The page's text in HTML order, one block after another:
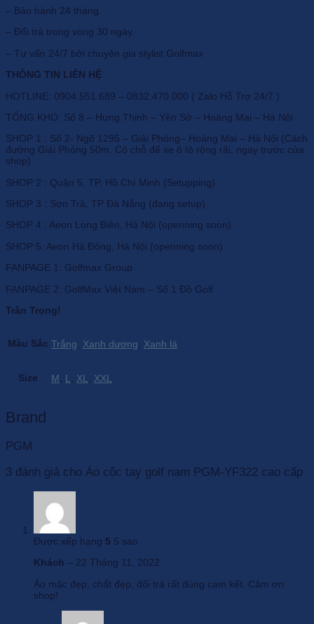
– Bảo hành 24 tháng.
– Đổi trả trong vòng 30 ngày.
– Tư vấn 24/7 bởi chuyên gia stylist Golfmax
THÔNG TIN LIÊN HỆ
HOTLINE: 0904.551.689 – 0832.470.000 ( Zalo Hỗ Trợ 24/7 ).
TỔNG KHO: Số 8 – Hưng Thịnh – Yên Sở – Hoàng Mai – Hà Nội
SHOP 1 : Số 2- Ngõ 1295 – Giải Phóng– Hoàng Mai – Hà Nội (Cách
đường Giải Phóng 50m. Có chỗ để xe ô tô rộng rãi, ngay trước cửa
shop)
SHOP 2 : Quận 5, TP. Hồ Chí Minh (Setupping).
SHOP 3 : Sơn Trà, TP Đà Nẵng (đang setup)
SHOP 4 : Aeon Long Biên, Hà Nội (openning soon)
SHOP 5: Aeon Hà Đông, Hà Nội (openning soon)
FANPAGE 1: Golfmax Group
FANPAGE 2: GolfMax Việt Nam – Số 1 Đồ Golf
Trân Trọng!
Màu Sắc Trắng Xanh dương Xanh lá
Size M L XL XXL
Brand
PGM
3 đánh giá cho Áo cộc tay golf nam PGM-YF322 cao cấp
Được xếp hạng 5 5 sao
Khách – 22 Tháng 11, 2022
Áo mặc đẹp, chất đẹp, đổi trả rất đúng cam kết. Cảm ơn
shop!